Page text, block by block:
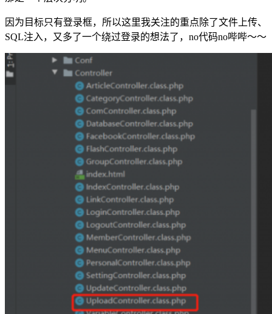
因为目标只有登录框，所以这里我关注的重点除了文件上传、
SQL注入，又多了一个绕过登录的想法了，no代码no哔哔～～